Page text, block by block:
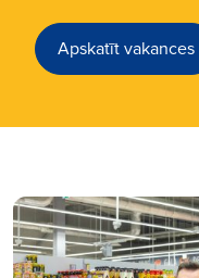
Apskatīt vakances